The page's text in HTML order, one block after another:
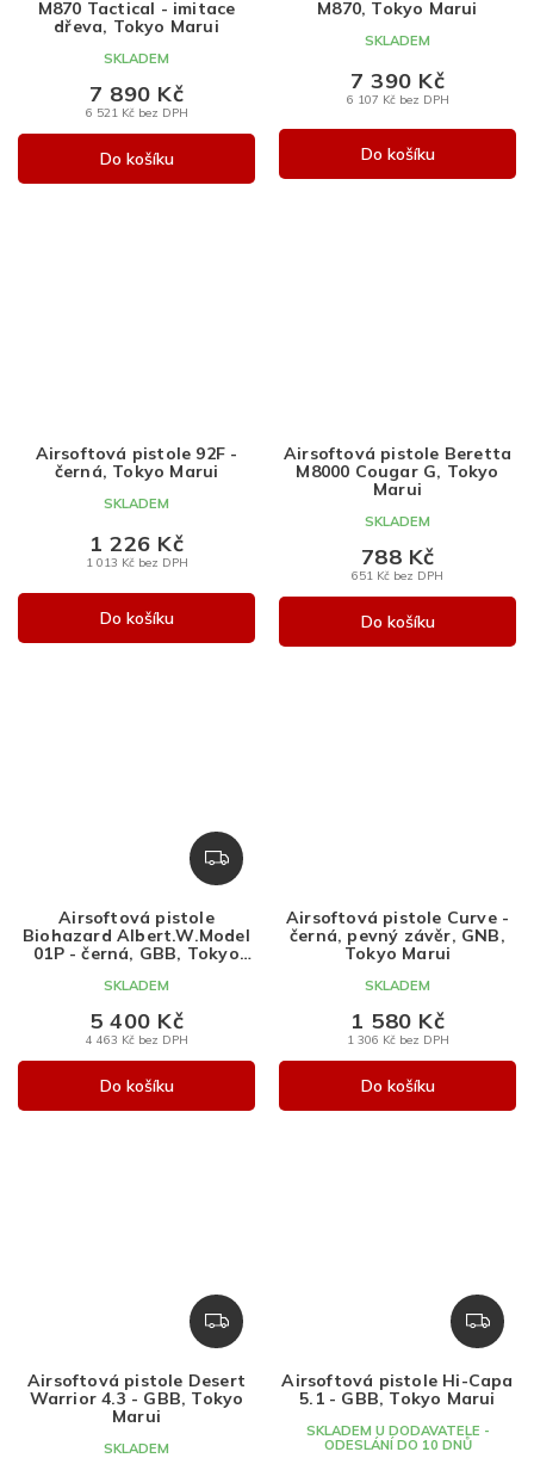
M870 Tactical - imitace
dřeva, Tokyo Marui
SKLADEM
6 521 Kč bez DPH
7 890 Kč
Do košíku
M870, Tokyo Marui
SKLADEM
6 107 Kč bez DPH
7 390 Kč
Do košíku
Airsoftová pistole 92F -
černá, Tokyo Marui
SKLADEM
1 013 Kč bez DPH
1 226 Kč
Do košíku
Airsoftová pistole Beretta
M8000 Cougar G, Tokyo
Marui
SKLADEM
651 Kč bez DPH
788 Kč
Do košíku
Z
D
R
M
Airsoftová pistole
Biohazard Albert.W.Model
01P - černá, GBB, Tokyo
SKLADEM
4 463 Kč bez DPH
5 400 Kč
Do košíku
Airsoftová pistole Curve -
černá, pevný závěr, GNB,
Tokyo Marui
SKLADEM
1 306 Kč bez DPH
1 580 Kč
Do košíku
Z
D
R
Airsoftová pistole Desert
Warrior 4.3 - GBB, Tokyo
Marui
SKLADEM
Z
D
R
A
Airsoftová pistole Hi-Capa
5.1 - GBB, Tokyo Marui
SKLADEM U DODAVATELE -
ODESLÁNÍ DO 10 DNŮ